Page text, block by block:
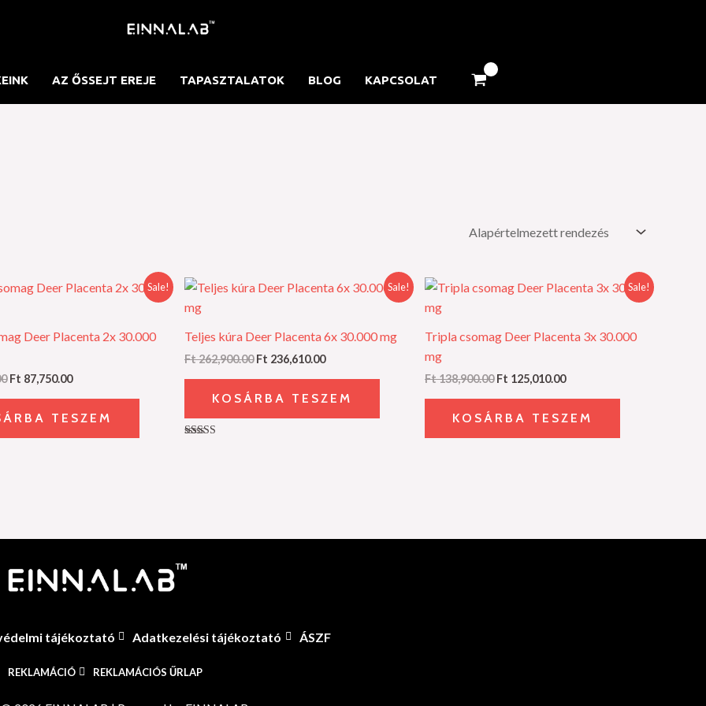
AZ ŐSSEJT EREJE TAPASZTALATOK BLOG KAPCSOLAT
Sale!
Deer Placenta 2x 30.000
Original
price
Ft 87,750.00
Current
TESZEM
Sale!
Teljes kúra Deer Placenta 6x 30.000 mg
Ft262,900.00
Original
Ft 236,610.00
Current
KOSÁRBA TESZEM
Sale!
Tripla csomag Deer Placenta 3x 30.000
mg
Ft138,900.00
Original
price
Ft 125,010.00
Current
KOSÁRBA TESZEM
tájékoztató Adatkezelési tájékoztató ÁSZF
REKLAMÁCIÓ REKLAMÁCIÓS ŰRLAP